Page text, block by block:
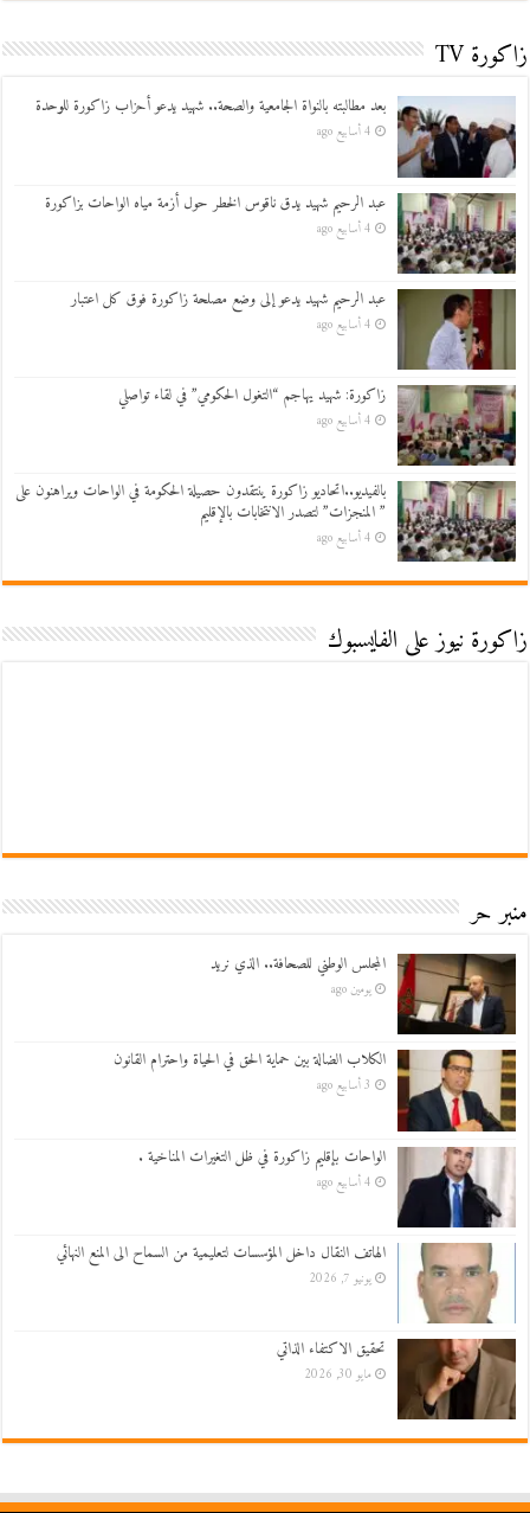
زاكورة TV
بعد مطالبته بالنواة الجامعية والصحة.. شهيد يدعو أحزاب زاكورة للوحدة
4 أسابيع ago
عبد الرحيم شهيد يدق ناقوس الخطر حول أزمة مياه الواحات بزاكورة
4 أسابيع ago
عبد الرحيم شهيد يدعو إلى وضع مصلحة زاكورة فوق كل اعتبار
4 أسابيع ago
زاكورة: شهيد يهاجم “التغول الحكومي” في لقاء تواصلي
4 أسابيع ago
بالفيديو..اتحاديو زاكورة ينتقدون حصيلة الحكومة في الواحات ويراهنون على
” المنجزات” لتصدر الانتخابات بالإقليم
4 أسابيع ago
زاكورة نيوز على الفايسبوك
منبر حر
المجلس الوطني للصحافة.. الذي نريد
يومين ago
الكلاب الضالة بين حماية الحق في الحياة واحترام القانون
3 أسابيع ago
الواحات بإقليم زاكورة في ظل التغيرات المناخية .
4 أسابيع ago
الهاتف النقال داخل المؤسسات لتعليمية من السماح الى المنع النهائي
يونيو 7, 2026
تحقيق الاكتفاء الذاتي
مايو 30, 2026